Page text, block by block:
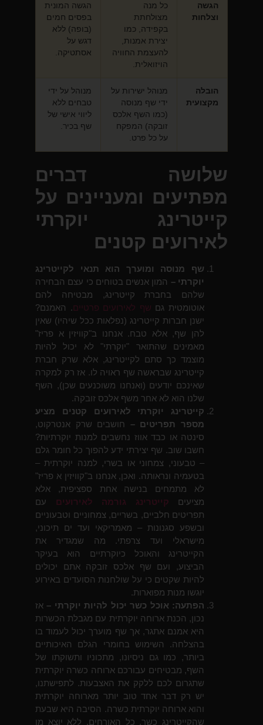
הגשה
וצלחות
כל מנה
מצולחתת
בקפידה, כמו
יצירת אמנות,
להעצמת החוויה
הויזואלית.
הגשה המונית
בפסים חמים
(בופה) ללא
דגש על
אסתטיקה.
הובלה
מקצועית
מנוהל ישירות על
ידי שף מנוסה
(כמו השף אלכס
זובקה) המפקח
על כל פרט.
מנוהל על ידי
טבחים ללא
ליווי אישי של
שף בכיר.
שלושה דברים
מפתיעים ומעניינים על
קייטרינג יוקרתי
לאירועים קטנים
שף מנוסה ומוערך הוא תנאי לקייטרינג
יוקרתי – המון אנשים בטוחים כי עצם הבחירה
שלהם בחברת קייטרינג, מבטיחה להם
אוטומטית גם שף לאירועים פרטיים. האמנם?
ישנן חברות קייטרינג (נפלאות ככל שיהיו) שאין
להן שף, אלא טבח. אנחנו ב"קוויזין א פריז"
מאמינים שהתואר "יוקרתי" לא יכול להיות
מוצמד כך סתם לקייטרינג, אלא שרק חברת
קייטרינג שבראשה שף ראויה לו. אז רק למקרה
שאינכם יודעים (ואנחנו משוכנעים שכן), השף
שלנו הוא לא אחר משף אלכס זובקה.
קייטרינג יוקרתי לאירועים קטנים מציע
מספר תפריטים – חושבים שרק אנטרקוט,
סינטה או כבד אווז נחשבים למנות יוקרתיות?
חשבו שוב. שף יצירתי ידע להפוך כל חומר גלם
– טבעוני, צמחוני או בשרי, למנה יוקרתית –
בטעמיה ונראותה. ואכן, אנחנו ב"קוויזין א פריז"
לא מתמחים בנישה אחת ספציפית, אלא
מציעים קייטרינג גורמה לאירועים
עם
תפריטים חלביים, בשריים, צמחוניים וטבעוניים
ובשפע סגנונות – מאמריקאי ועד ים תיכוני,
מישראלי ועד צרפתי. מה שמגדיר את
הקייטרינג והאוכל כיוקרתיים הוא בעיקר
הביצוע, ועם שף אלכס זובקה אתם יכולים
להיות שקטים כי על שולחנות הסועדים באירוע
יוגשו מנות מפוארות.
הפתעה: אוכל כשר יכול להיות יוקרתי – אז
נכון, הכנת ארוחה יוקרתית עם מגבלת הכשרות
היא אמנם אתגר, אך שף מוערך יכול לעמוד בו
בהצלחה. השימוש בחומרי הגלם האיכותיים
ביותר, כמו גם ניסיונו, מתכוניו ותשוקתו של
השף, מבטיחים עבורכם ארוחה כשרה יוקרתית
שתגרום לכם ללקק את האצבעות. לתפישתנו,
יש רק דבר אחד טוב יותר מארוחה יוקרתית
והוא ארוחה יוקרתית כשרה. הסיבה היא שבעת
שהקייטרינג כשר, כל האורחים, ללא יוצא מן